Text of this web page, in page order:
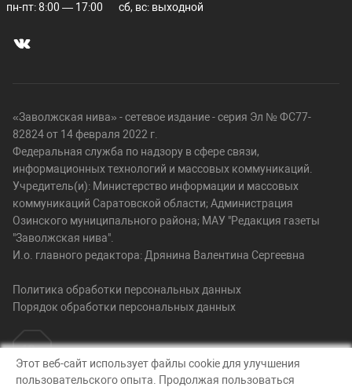
пн-пт: 8:00 — 17:00 сб, вс: выходной
«Заволжская нива» - сетевое издание - серия Эл № ФС77-
82824 от 14 февраля 2022 г.
Федеральная служба по надзору в сфере связи,
информационных технологий и массовых коммуникаций.
Учредитель(и): Министерство информации и массовых
коммуникаций Саратовской области; Администрация
Озинского муниципального района; МАУ "Редакция газеты
"Заволжская нива".
И.о. главного редактора: Дрянина Валентина Сергеевна
Политика обработки персональных данных
Порядок обработки персональных данных
Этот веб-сайт использует файлы cookie для улучшения
пользовательского опыта. Продолжая пользоваться